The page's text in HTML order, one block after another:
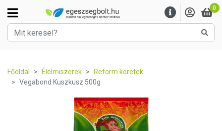
0
Főoldal Élelmiszerek
Reform köretek
Vegabond Kuszkusz 500g